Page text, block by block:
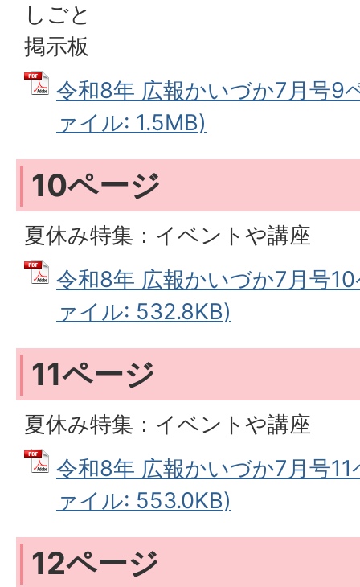
しごと
掲示板
令和8年 広報かいづか7月号9
ァイル: 1.5MB)
10ページ
夏休み特集：イベントや講座
令和8年 広報かいづか7月号
ァイル: 532.8KB)
11ページ
夏休み特集：イベントや講座
令和8年 広報かいづか7月号
ァイル: 553.0KB)
12ページ